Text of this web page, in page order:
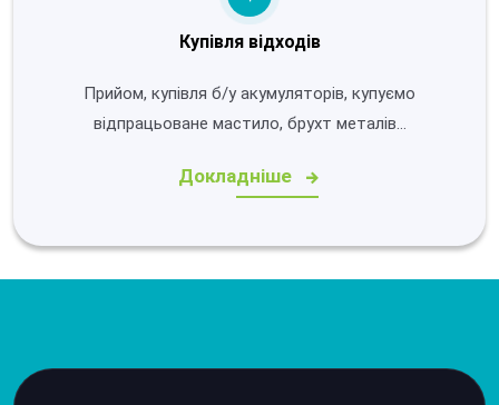
Купівля відходів
Прийом, купівля б/у акумуляторів, купуємо
відпрацьоване мастило, брухт металів…
Докладніше